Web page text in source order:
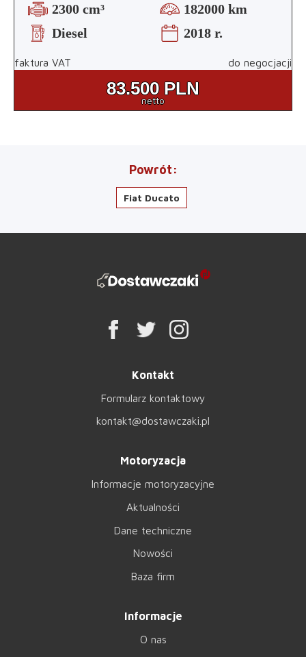
2300 cm³
182000 km
Diesel
2018 r.
faktura VAT do negocjacji
83.500 PLN
netto
Powrót
Fiat Ducato
Kontakt
Formularz kontaktowy
kontakt@dostawczaki.pl
Motoryzacja
Informacje motoryzacyjne
Aktualności
Dane techniczne
Nowości
Baza firm
Informacje
O nas